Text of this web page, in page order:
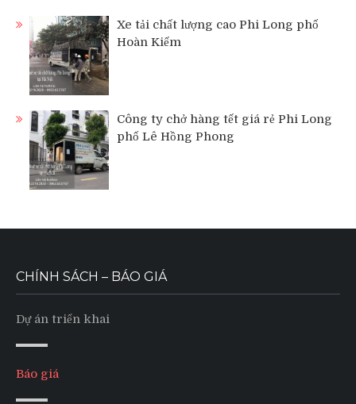
Xe tải chất lượng cao Phi Long phố
Hoàn Kiếm
Công ty chở hàng tết giá rẻ Phi Long
phố Lê Hồng Phong
CHÍNH SÁCH – BÁO GIÁ
Dự án triển khai
Báo giá